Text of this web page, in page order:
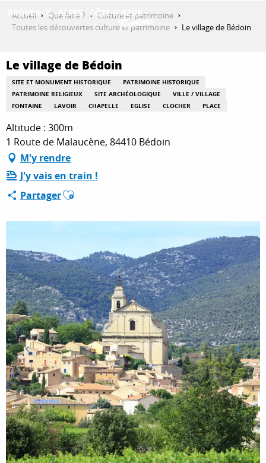
QUE FAIRE ?
SÉJOURNER
ESPACE PRO
Accueil Que faire ?
Culture et patrimoine
Toutes les découvertes culture et patrimoine
Le village de Bédoin
Le village de Bédoin
SITE ET MONUMENT HISTORIQUE
PATRIMOINE HISTORIQUE
PATRIMOINE RELIGIEUX
SITE ARCHÉOLOGIQUE
VILLE / VILLAGE
FONTAINE
LAVOIR CHAPELLE EGLISE CLOCHER PLACE
Altitude : 300m
1 Route de Malaucène, 84410 Bédoin
M'y rendre
J'y vais en train !
PartagerAjouter aux favoris